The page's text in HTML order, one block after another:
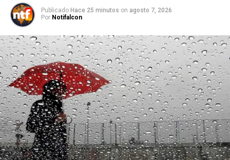
Publicado Hace 25 minutos on agosto 7, 2026
Por Notifalcon